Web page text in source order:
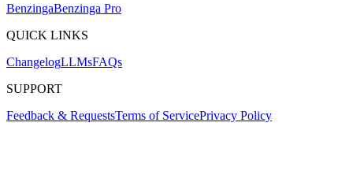
BenzingaBenzinga Pro
QUICK LINKS
ChangelogLLMsFAQs
SUPPORT
Feedback & RequestsTerms of ServicePrivacy Policy